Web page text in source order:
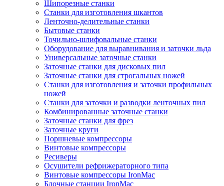
Шипорезные станки
Станки для изготовления шкантов
Ленточно-делительные станки
Бытовые станки
Точильно-шлифовальные станки
Оборудование для выравнивания и заточки льда
Универсальные заточные станки
Заточные станки для дисковых пил
Заточные станки для строгальных ножей
Станки для изготовления и заточки профильных
ножей
Станки для заточки и разводки ленточных пил
Комбинированные заточные станки
Заточные станки для фрез
Заточные круги
Поршневые компрессоры
Винтовые компрессоры
Ресиверы
Осушители рефрижераторного типа
Винтовые компрессоры IronMac
Блочные станции IronMac